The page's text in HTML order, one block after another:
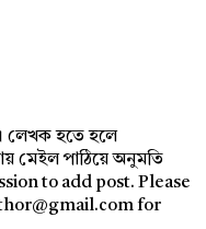
লেখক হতে হলে
মেইল পাঠিয়ে অনুমতি
to add post. Please
for